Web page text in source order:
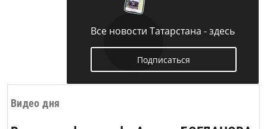
Видео дня
Все новости Татарстана - здесь
Подписаться